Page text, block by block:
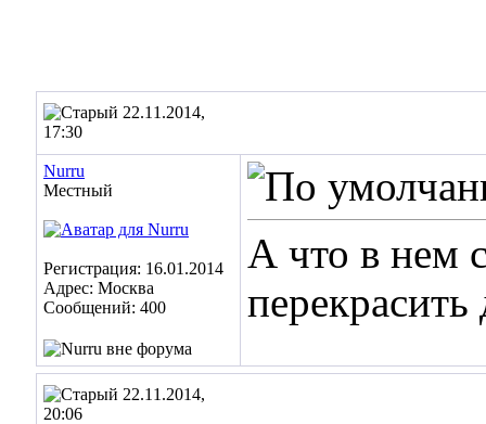
22.11.2014,
17:30
Nurru
Местный
Регистрация: 16.01.2014
Адрес: Москва
Сообщений: 400
А что в нем
перекрасить
22.11.2014,
20:06